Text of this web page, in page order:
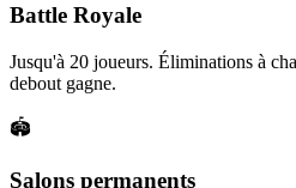
Battle Royale
Jusqu'à 20 joueurs. Éliminations à
debout gagne.
🏟️
Salons permanents